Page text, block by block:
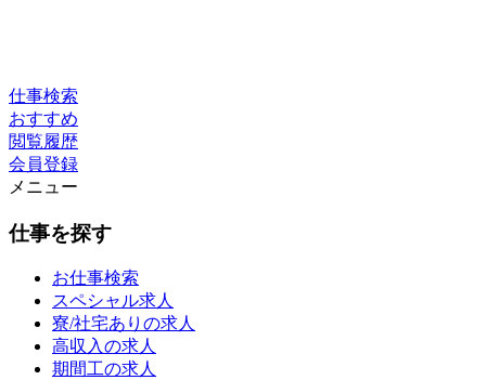
仕事検索
おすすめ
閲覧履歴
会員登録
メニュー
仕事を探す
お仕事検索
スペシャル求人
寮/社宅ありの求人
高収入の求人
期間工の求人